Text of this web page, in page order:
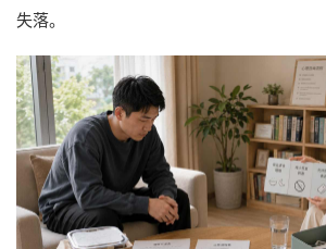
失落。